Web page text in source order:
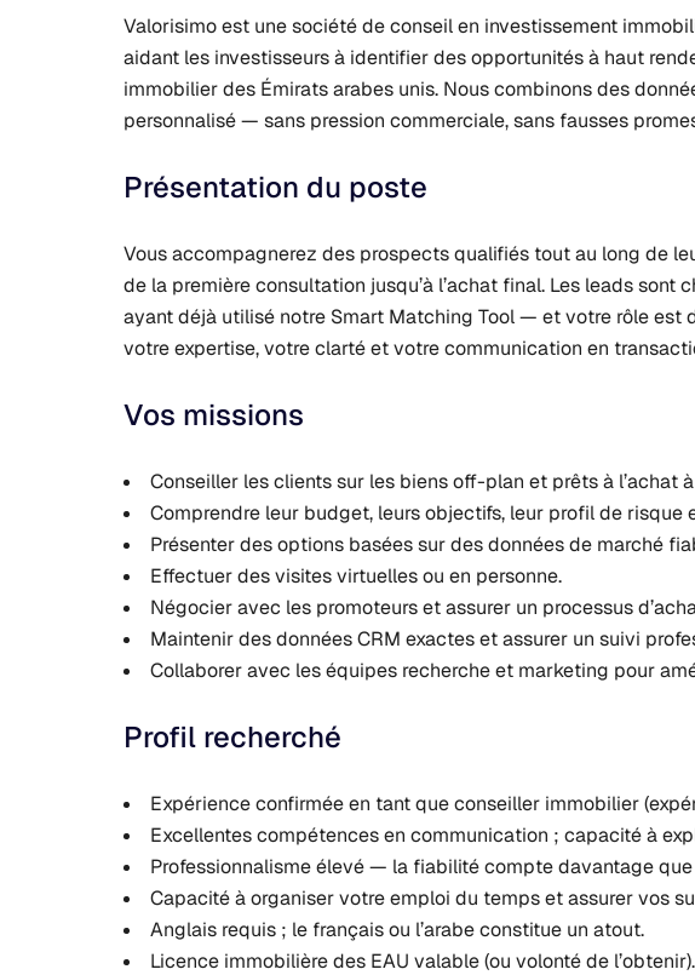
Valorisimo est une société de conseil en investissement
aidant les investisseurs à identifier des opportunités à haut
immobilier des Émirats arabes unis. Nous combinons des
personnalisé — sans pression commerciale, sans fausses
Présentation du poste
Vous accompagnerez des prospects qualifiés tout au long de
de la première consultation jusqu’à l’achat final. Les leads sont
ayant déjà utilisé notre Smart Matching Tool — et votre rôle est
votre expertise, votre clarté et votre communication en
Vos missions
Conseiller les clients sur les biens off-plan et prêts à l’achat
Comprendre leur budget, leurs objectifs, leur profil de risque
Présenter des options basées sur des données de marché
Effectuer des visites virtuelles ou en personne.
Négocier avec les promoteurs et assurer un processus
Maintenir des données CRM exactes et assurer un suivi
Collaborer avec les équipes recherche et marketing pour
Profil recherché
Expérience confirmée en tant que conseiller immobilier
Excellentes compétences en communication ; capacité à
Professionnalisme élevé — la fiabilité compte davantage
Capacité à organiser votre emploi du temps et assurer vos
Anglais requis ; le français ou l’arabe constitue un atout.
Licence immobilière des EAU valable (ou volonté de l’obtenir).